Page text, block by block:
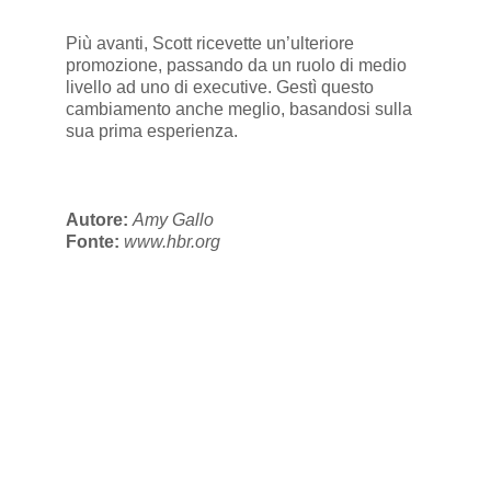
Più avanti, Scott ricevette un’ulteriore
promozione, passando da un ruolo di medio
livello ad uno di executive. Gestì questo
cambiamento anche meglio, basandosi sulla
sua prima esperienza.
Autore: Amy Gallo
Fonte: www.hbr.org